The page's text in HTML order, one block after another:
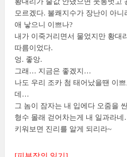
모르겠다. 불쾌지수가 장난이 아니
애 낳으니 이쁘나?
내가 이죽거리면서 물었지만 황대
따름이었다.
엉. 좋앙.
그래… 지금은 좋겠지…
나도 우리 조카 첨 태어났을땐 이
데…
그 놈이 잠자는 내 입에다 오줌을
형수 몰래 걷어차는게 내 일과라
키워보면 진리를 알게 되리라~